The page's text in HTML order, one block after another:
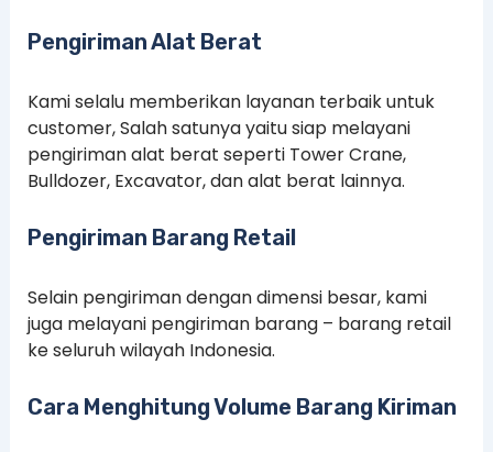
Pengiriman Alat Berat
Kami selalu memberikan layanan terbaik untuk
customer, Salah satunya yaitu siap melayani
pengiriman alat berat seperti Tower Crane,
Bulldozer, Excavator, dan alat berat lainnya.
Pengiriman Barang Retail
Selain pengiriman dengan dimensi besar, kami
juga melayani pengiriman barang – barang retail
ke seluruh wilayah Indonesia.
Cara Menghitung Volume Barang Kiriman